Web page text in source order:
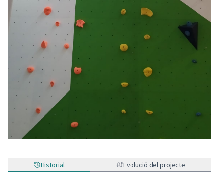
Historial Evolució del projecte